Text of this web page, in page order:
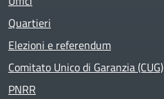
Quartieri
Elezioni e referendum
Comitato Unico di Garanzia (CUG)
PNRR